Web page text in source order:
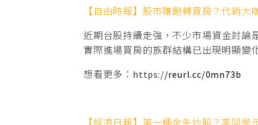
【自由時報】股市賺飽轉買房？代銷大
近期台股持續走強，不少市場資金討論
實際進場買房的族群結構已出現明顯變
想看更多：https://reurl.cc/0mn73b
【經濟日報】第一桶金先炒股？李同榮